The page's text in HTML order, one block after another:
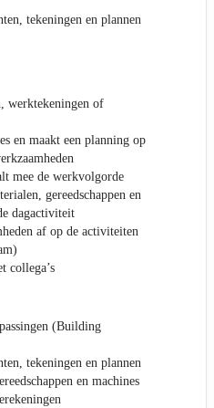
tekeningen en plannen
werktekeningen of
en maakt een planning op
mee de werkvolgorde
gereedschappen en
dagactiviteit
af op de activiteiten
collega’s
(Building
tekeningen en plannen
en machines